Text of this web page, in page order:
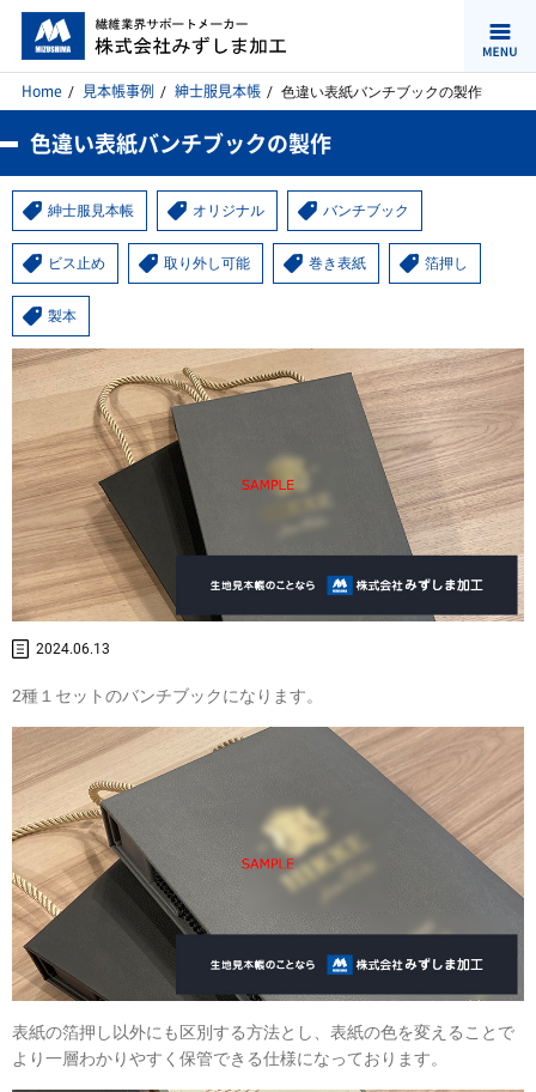
Home 見本帳事例 紳士服見本帳 色違い表紙バンチブックの製作
色違い表紙バンチブックの製作
紳士服見本帳 オリジナル バンチブック
ビス止め 取り外し可能 巻き表紙 箔押し
製本
2024.06.13
2種１セットのバンチブックになります。
表紙の箔押し以外にも区別する方法とし、表紙の色を変えることで
より一層わかりやすく保管できる仕様になっております。